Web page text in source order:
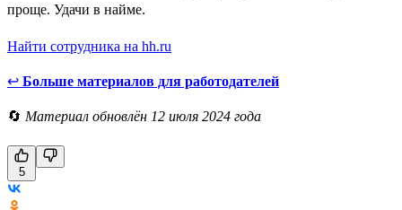
проще. Удачи в найме.
Найти сотрудника на hh.ru
↩ Больше материалов для работодателей
🔄 Материал обновлён 12 июля 2024 года
5